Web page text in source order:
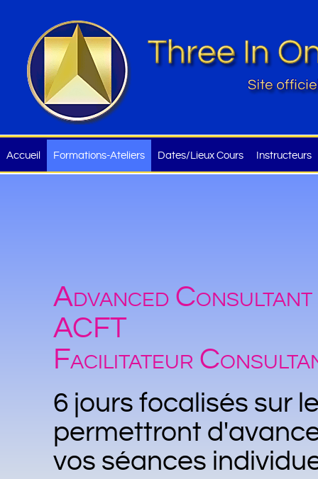
Accueil Formations-Ateliers Dates/Lieux Cours Instructeurs
Advanced
ACFT
Facilitateur
6 jours focalisés sur
permettront
vos séances